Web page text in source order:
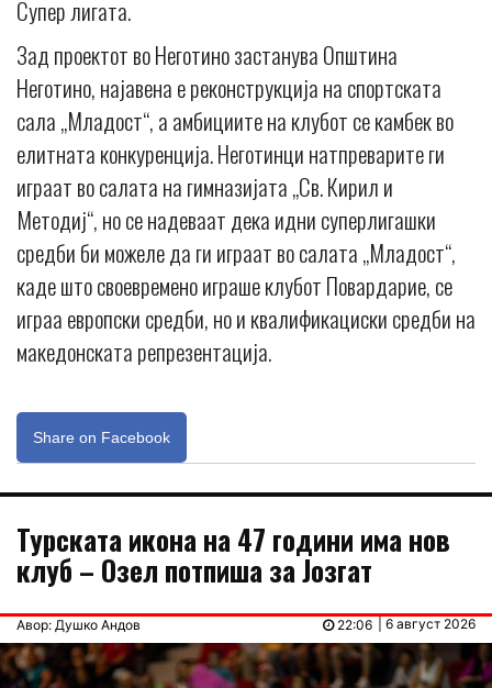
Супер лигата.
Зад проектот во Неготино застанува Општина
Неготино, најавена е реконструкција на спортската
сала „Младост“, а амбициите на клубот се камбек во
елитната конкуренција. Неготинци натпреварите ги
играат во салата на гимназијата „Св. Кирил и
Методиј“, но се надеваат дека идни суперлигашки
средби би можеле да ги играат во салата „Младост“,
каде што своевремено играше клубот Повардарие, се
играа европски средби, но и квалификациски средби на
македонската репрезентација.
Share on Facebook
Турската икона на 47 години има нов
клуб – Озел потпиша за Јозгат
Авор: Душко Андов | 6 август 2026
22:06